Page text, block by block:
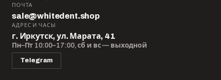
ПОЧТА
sale@whitedent.shop
АДРЕС И ЧАСЫ
г. Иркутск, ул. Марата, 41
Пн–Пт 10:00–17:00, сб и вс — выходной
Telegram